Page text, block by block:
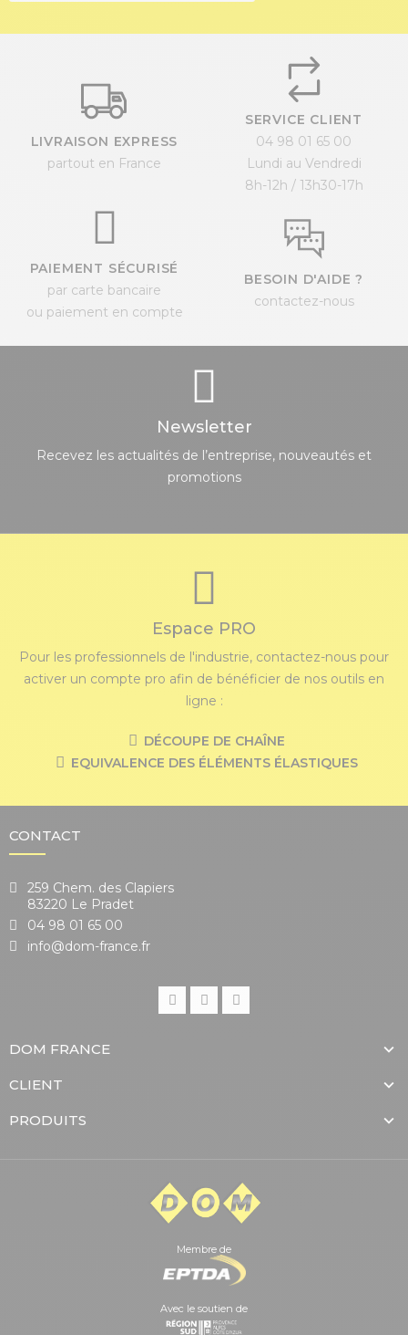
LIVRAISON EXPRESS
partout en France
SERVICE CLIENT
04 98 01 65 00
Lundi au Vendredi
8h-12h / 13h30-17h
PAIEMENT SÉCURISÉ
par carte bancaire
ou paiement en compte
BESOIN D'AIDE ?
contactez-nous
Newsletter
Recevez les actualités de l’entreprise, nouveautés et
promotions
Espace PRO
Pour les professionnels de l'industrie, contactez-nous pour
activer un compte pro afin de bénéficier de nos outils en
ligne :
DÉCOUPE DE CHAÎNE
EQUIVALENCE DES ÉLÉMENTS ÉLASTIQUES
CONTACT
259 Chem. des Clapiers
83220 Le Pradet
04 98 01 65 00
info@dom-france.fr
DOM FRANCE
CLIENT
PRODUITS
Membre de
Avec le soutien de